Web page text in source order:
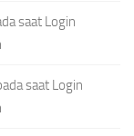
saat Login
saat Login